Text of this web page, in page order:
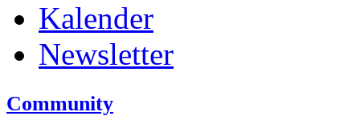
Kalender
Newsletter
Community